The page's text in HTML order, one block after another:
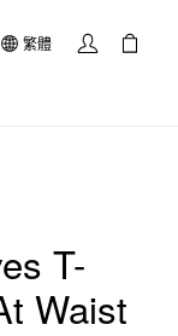
繁體
T-
Waist